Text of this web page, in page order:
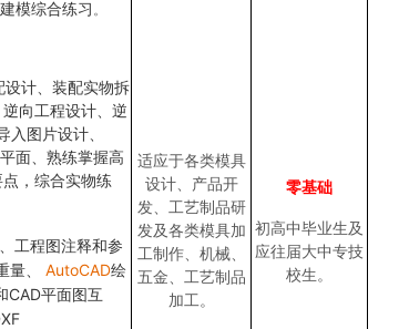
建模综合练习 。
计、 装配实物拆
逆向工程设计、逆
入图片设计、
面、熟练掌握高
，综合实物练
工程图注释和参
量、
AutoCAD绘
CAD平面图互
适应于各类模具
设计、产品开
发、工艺制品研
发及各类模具加
工制作、机械、
五金、工艺制品
加工。
零基础
初高中毕业生及
应往届大中专技
校生。